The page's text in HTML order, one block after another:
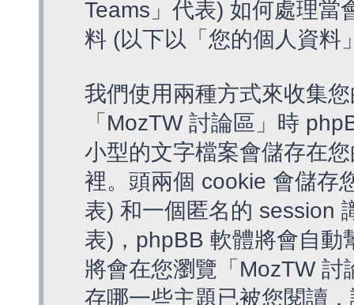
Teams」代表) 如何處理當
料 (以下以「您的個人資料
我們使用兩種方式來收集
「MozTW 討論區」時
小型的文字檔案會儲存在
裡。頭兩個 cookie 會儲存
表) 和一個匿名的 session
表)，phpBB 軟體將會自動
將會在您瀏覽「MozTW
存哪一些主題已被您閱讀